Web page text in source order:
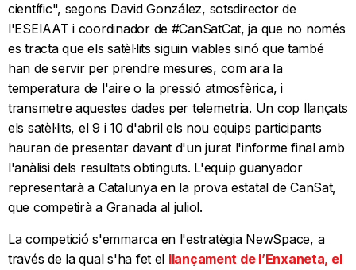
científic", segons David González, sotsdirector de
l'ESEIAAT i coordinador de #CanSatCat, ja que no només
es tracta que els satèl·lits siguin viables sinó que també
han de servir per prendre mesures, com ara la
temperatura de l'aire o la pressió atmosfèrica, i
transmetre aquestes dades per telemetria. Un cop llançats
els satèl·lits, el 9 i 10 d'abril els nou equips participants
hauran de presentar davant d'un jurat l'informe final amb
l'anàlisi dels resultats obtinguts. L'equip guanyador
representarà a Catalunya en la prova estatal de CanSat,
que competirà a Granada al juliol.
La competició s'emmarca en l'estratègia NewSpace, a
través de la qual s'ha fet el llançament de l’Enxaneta, el